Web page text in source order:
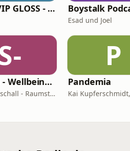
BUNTE VIP GLOSS - Der Beauty Podcast Boystalk
Esad und Joel
Spatium - Wellbeing für Herz, Hirn & Raum
Nicole Gottschall - Raumstrategin & Wellbeing-Botschafterin
P
Pandemia